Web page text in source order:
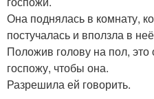
Она поднялась в комнату,
постучалась и вползла в
Положив голову на пол, это
госпожу, чтобы она.
Разрешила ей говорить.